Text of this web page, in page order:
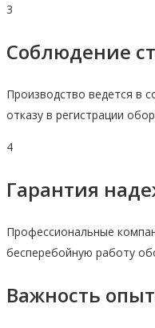
3
Соблюдение
Производство ведется в
отказу в регистрации
4
Гарантия
Профессиональные
бесперебойную работу
Важность